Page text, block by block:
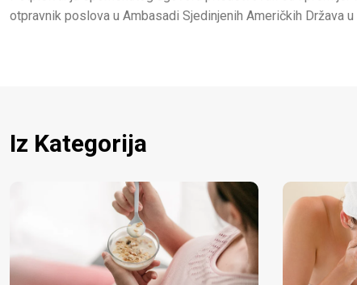
otpravnik poslova u Ambasadi Sjedinjenih Američkih Država
Iz Kategorija